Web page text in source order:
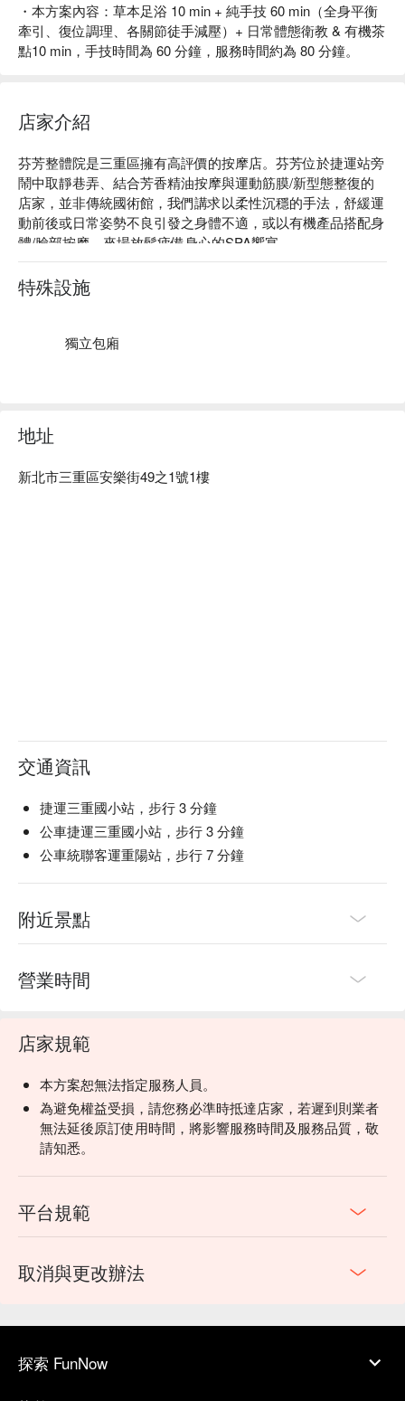
・本方案內容：草本足浴 10 min + 純手技 60 min（全身平衡
牽引、復位調理、各關節徒手減壓）+ 日常體態衛教 & 有機茶
點10 min，手技時間為 60 分鐘，服務時間約為 80 分鐘。
店家介紹
芬芳整體院是三重區擁有高評價的按摩店。芬芳位於捷運站旁
鬧中取靜巷弄、結合芳香精油按摩與運動筋膜/新型態整復的
店家，並非傳統國術館，我們講求以柔性沉穩的手法，舒緩運
動前後或日常姿勢不良引發之身體不適，或以有機產品搭配身
體/臉部按摩，來場放鬆疲備身心的SPA饗宴。
芬芳整體院課程中皆使用德，法原裝進口商品！
芬芳整體院 評價：Google 5 星、平台 5 星好評
芬芳整體院 預約、價格、優惠立刻查看⬇︎
特殊設施
獨立包廂
地址
新北市三重區安樂街49之1號1樓
交通資訊
捷運三重國小站，步行 3 分鐘
公車捷運三重國小站，步行 3 分鐘
公車統聯客運重陽站，步行 7 分鐘
附近景點
營業時間
店家規範
本方案恕無法指定服務人員。
為避免權益受損，請您務必準時抵達店家，若遲到則業者
無法延後原訂使用時間，將影響服務時間及服務品質，敬
請知悉。
平台規範
取消與更改辦法
探索 FunNow